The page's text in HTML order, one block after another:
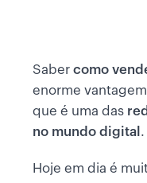
Saber como
enorme
que é uma das
no mundo digital .
Hoje em dia é